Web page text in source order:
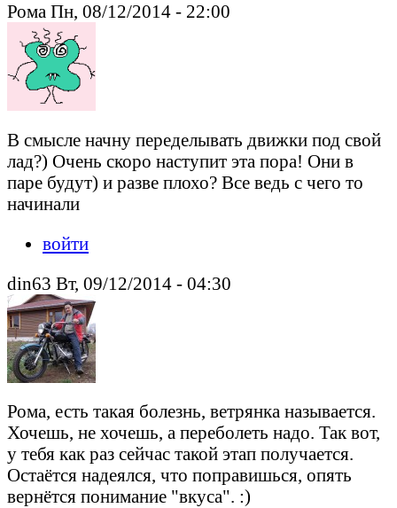
Рома Пн, 08/12/2014 - 22:00
В смысле начну переделывать движки под свой
лад?) Очень скоро наступит эта пора! Они в
паре будут) и разве плохо? Все ведь с чего то
начинали
войти
din63 Вт, 09/12/2014 - 04:30
Рома, есть такая болезнь, ветрянка называется.
Хочешь, не хочешь, а переболеть надо. Так вот,
у тебя как раз сейчас такой этап получается.
Остаётся надеялся, что поправишься, опять
вернётся понимание "вкуса". :)